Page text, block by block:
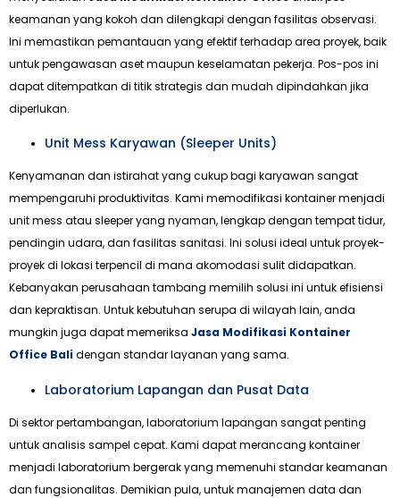
keamanan yang kokoh dan dilengkapi dengan fasilitas observasi.
Ini memastikan pemantauan yang efektif terhadap area proyek, baik
untuk pengawasan aset maupun keselamatan pekerja. Pos-pos ini
dapat ditempatkan di titik strategis dan mudah dipindahkan jika
diperlukan.
Unit Mess Karyawan (Sleeper Units)
Kenyamanan dan istirahat yang cukup bagi karyawan sangat
mempengaruhi produktivitas. Kami memodifikasi kontainer menjadi
unit mess atau sleeper yang nyaman, lengkap dengan tempat tidur,
pendingin udara, dan fasilitas sanitasi. Ini solusi ideal untuk proyek-
proyek di lokasi terpencil di mana akomodasi sulit didapatkan.
Kebanyakan perusahaan tambang memilih solusi ini untuk efisiensi
dan kepraktisan. Untuk kebutuhan serupa di wilayah lain, anda
mungkin juga dapat memeriksa Jasa Modifikasi Kontainer
Office Balidengan standar layanan yang sama.
Laboratorium Lapangan dan Pusat Data
Di sektor pertambangan, laboratorium lapangan sangat penting
untuk analisis sampel cepat. Kami dapat merancang kontainer
menjadi laboratorium bergerak yang memenuhi standar keamanan
dan fungsionalitas. Demikian pula, untuk manajemen data dan